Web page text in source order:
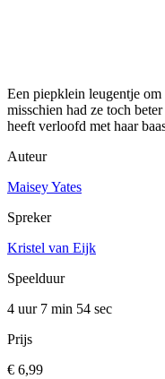
Een piepklein leugentje
misschien had ze toch
heeft verloofd met haar
Auteur
Maisey Yates
Spreker
Kristel van Eijk
Speelduur
4 uur 7 min 54 sec
Prijs
€ 6,99